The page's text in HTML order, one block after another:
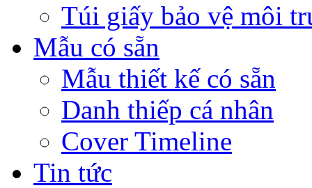
Túi giấy bảo vệ môi
Mẫu có sẵn
Mẫu thiết kế có sẵn
Danh thiếp cá nhân
Cover Timeline
Tin tức